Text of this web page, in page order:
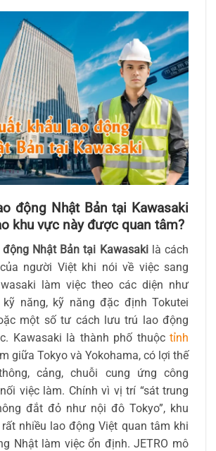
động Nhật Bản tại Kawasaki
khu vực này được quan tâm?
Nhật Bản tại Kawasakilà cách
người Việt khi nói về việc sang
làm việc theo các diện như
năng, kỹ năng đặc định Tokutei
một số tư cách lưu trú lao động
Kawasaki là thành phố thuộc tỉnh
giữa Tokyo và Yokohama, có lợi thế
cảng, chuỗi cung ứng công
việc làm. Chính vì vị trí “sát trung
đắt đỏ như nội đô Tokyo”, khu
nhiều lao động Việt quan tâm khi
Nhật làm việc ổn định. JETRO mô